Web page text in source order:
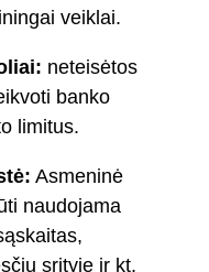
veiklai.
neteisėtos
banko
limitus.
Asmeninė
naudojama
srityje ir kt.